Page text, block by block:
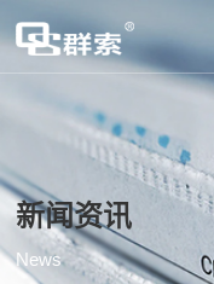
新闻资讯
News